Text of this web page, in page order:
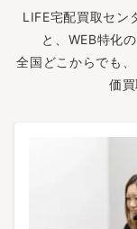
LIFE宅配買取セン
と、WEB特化
全国どこからでも
価